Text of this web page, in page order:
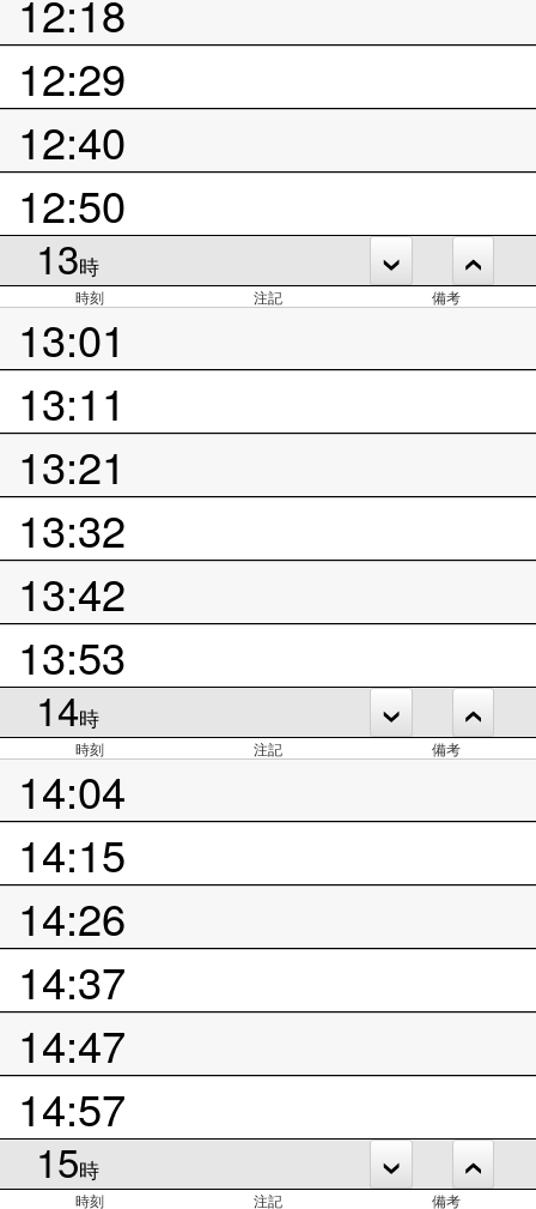
12:18
12:29
12:40
12:50
13時
時刻 注記 備考
13:01
13:11
13:21
13:32
13:42
13:53
14時
時刻 注記 備考
14:04
14:15
14:26
14:37
14:47
14:57
15時
時刻 注記 備考